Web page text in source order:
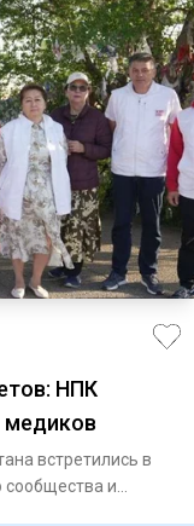
НПК
медиков
встретились в
сообщества и